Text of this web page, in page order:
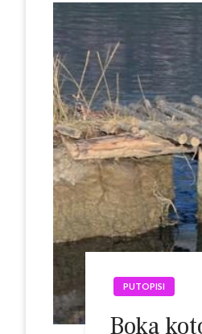
PUTOPISI
Boka